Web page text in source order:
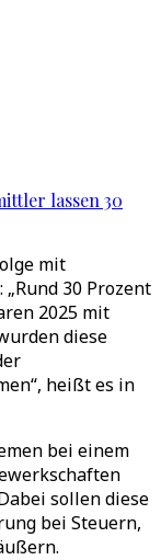
lassen 30
mit
30 Prozent
2025 mit
diese
heißt es in
bei einem
sollen diese
bei Steuern,